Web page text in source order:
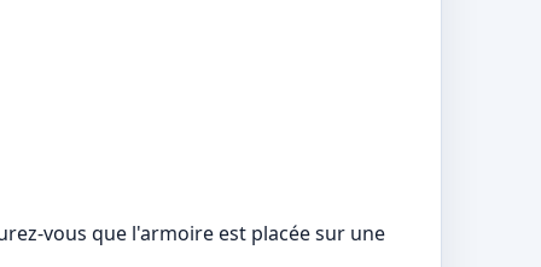
vous que l'armoire est placée sur une